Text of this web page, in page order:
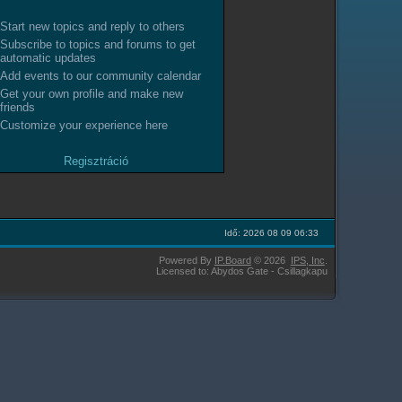
Start new topics and reply to others
Subscribe to topics and forums to get
automatic updates
Add events to our community calendar
Get your own profile and make new
friends
Customize your experience here
Regisztráció
Idő: 2026 08 09 06:33
Powered By IP.Board © 2026 IPS, Inc.
Licensed to: Abydos Gate - Csillagkapu